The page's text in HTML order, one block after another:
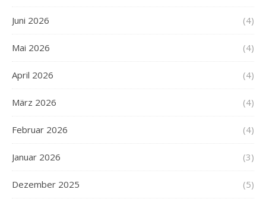
Juni 2026 (4)
Mai 2026 (4)
April 2026 (4)
März 2026 (4)
Februar 2026 (4)
Januar 2026 (3)
Dezember 2025 (5)